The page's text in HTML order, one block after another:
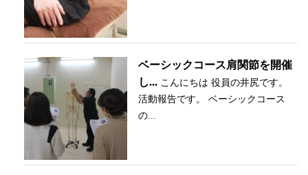
ベーシックコース肩関節を開催
し... こんにちは 役員の井尻です。
活動報告です。 ベーシックコース
の...